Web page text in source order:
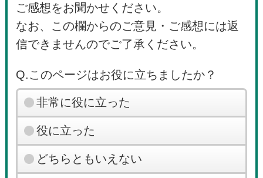
ご感想をお聞かせください。
なお、この欄からのご意見・ご感想には返
信できませんのでご了承ください。
Q.このページはお役に立ちましたか？
非常に役に立った
役に立った
どちらともいえない